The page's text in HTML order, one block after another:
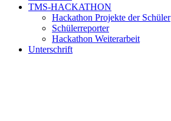
TMS-HACKATHON
Hackathon Projekte der Schüler
Schülerreporter
Hackathon Weiterarbeit
Unterschrift